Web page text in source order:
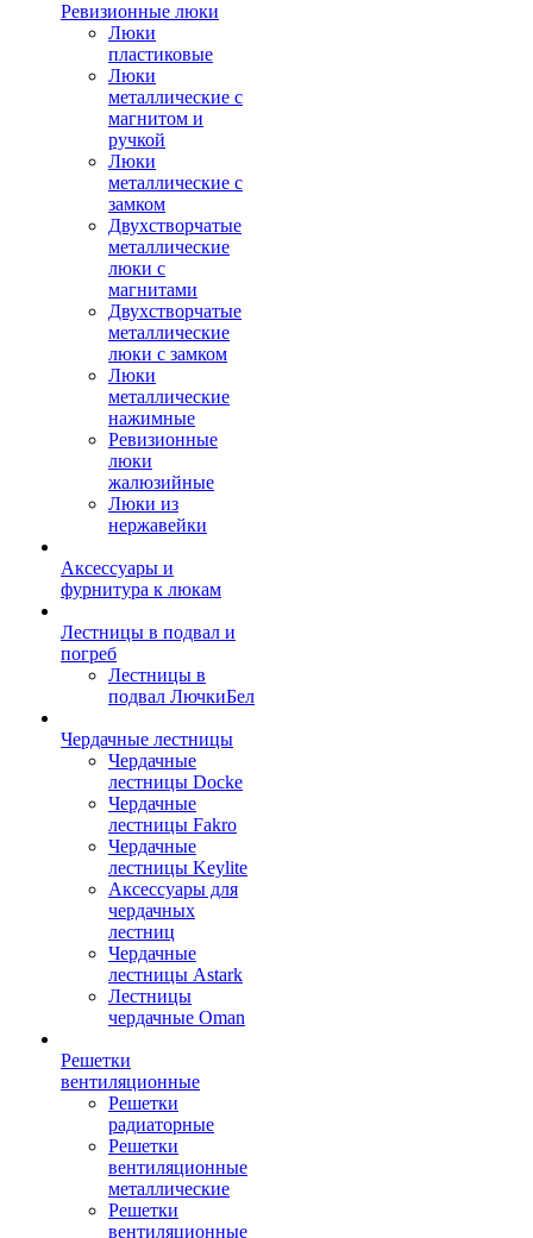
Ревизионные люки
Люки
пластиковые
Люки
металлические с
магнитом и
ручкой
Люки
металлические с
замком
Двухстворчатые
металлические
люки с
магнитами
Двухстворчатые
металлические
люки с замком
Люки
металлические
нажимные
Ревизионные
люки
жалюзийные
Люки из
нержавейки
Аксессуары и
фурнитура к люкам
Лестницы в подвал и
погреб
Лестницы в
подвал ЛючкиБел
Чердачные лестницы
Чердачные
лестницы Docke
Чердачные
лестницы Fakro
Чердачные
лестницы Keylite
Аксессуары для
чердачных
лестниц
Чердачные
лестницы Astark
Лестницы
чердачные Oman
Решетки
вентиляционные
Решетки
радиаторные
Решетки
вентиляционные
металлические
Решетки
вентиляционные